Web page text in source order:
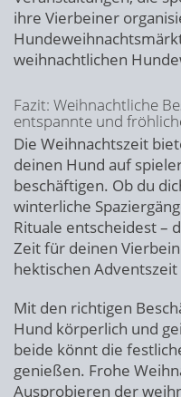
ihre Vierbeiner
weihnachtlichen
Fazit: Weihnachtliche
entspannte und
Die Weihnachtszeit
deinen Hund auf
beschäftigen. Ob du
winterliche
Rituale entscheidest –
Zeit für deinen
hektischen
Mit den richtigen
Hund körperlich und
beide könnt die
genießen. Frohe
Ausprobieren der